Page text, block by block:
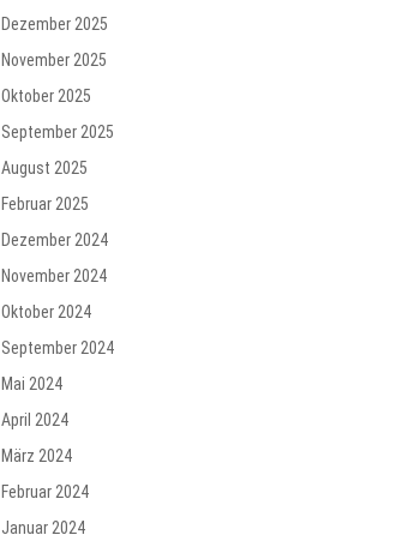
Dezember 2025
November 2025
Oktober 2025
September 2025
August 2025
Februar 2025
Dezember 2024
November 2024
Oktober 2024
September 2024
Mai 2024
April 2024
März 2024
Februar 2024
Januar 2024